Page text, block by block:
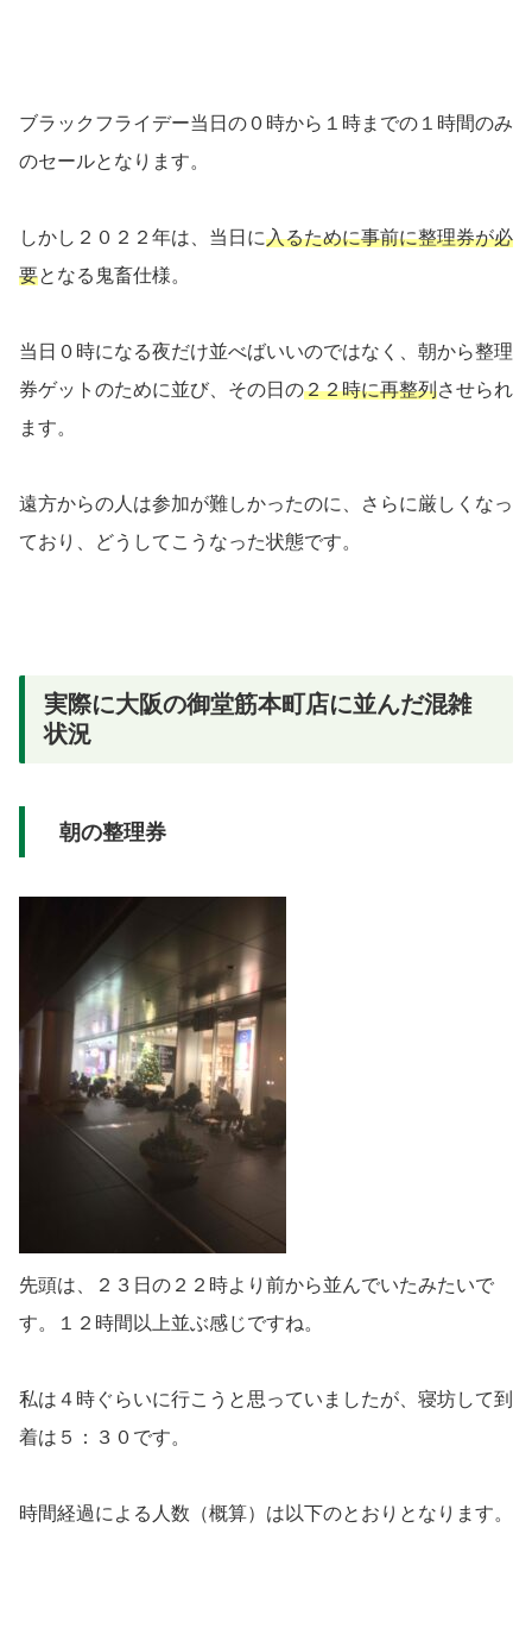
ブラックフライデー当日の０時から１時までの１時間のみ
のセールとなります。
しかし２０２２年は、当日に入るために事前に整理券が必
要となる鬼畜仕様。
当日０時になる夜だけ並べばいいのではなく、朝から整理
券ゲットのために並び、その日の２２時に再整列させられ
ます。
遠方からの人は参加が難しかったのに、さらに厳しくなっ
ており、どうしてこうなった状態です。
実際に大阪の御堂筋本町店に並んだ混雑
状況
朝の整理券
先頭は、２３日の２２時より前から並んでいたみたいで
す。１２時間以上並ぶ感じですね。
私は４時ぐらいに行こうと思っていましたが、寝坊して到
着は５：３０です。
時間経過による人数（概算）は以下のとおりとなります。